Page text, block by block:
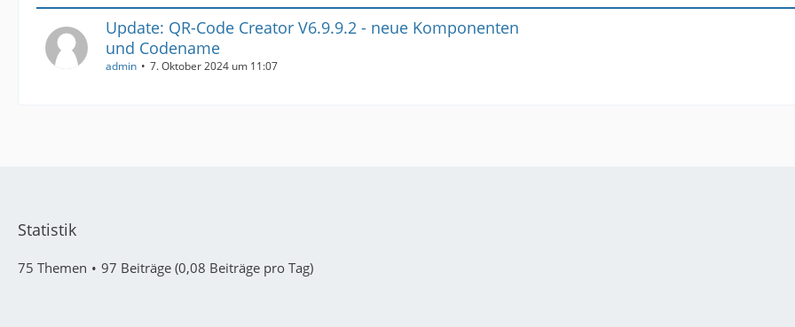
Update: QR-Code Creator V6.9.9.2 - neue Komponenten
und Codename
admin 7. Oktober 2024 um 11:07
Statistik
75 Themen 97 Beiträge (0,08 Beiträge pro Tag)